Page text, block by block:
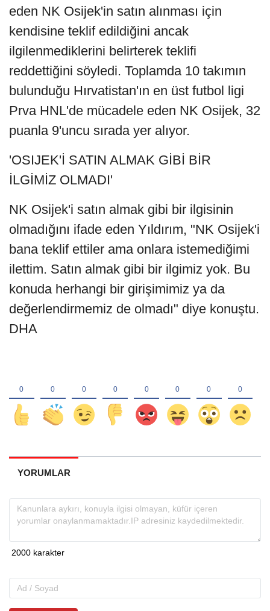
eden NK Osijek'in satın alınması için
kendisine teklif edildiğini ancak
ilgilenmediklerini belirterek teklifi
reddettiğini söyledi. Toplamda 10 takımın
bulunduğu Hırvatistan'ın en üst futbol ligi
Prva HNL'de mücadele eden NK Osijek, 32
puanla 9'uncu sırada yer alıyor.
'OSIJEK'İ SATIN ALMAK GİBİ BİR
İLGİMİZ OLMADI'
NK Osijek'i satın almak gibi bir ilgisinin
olmadığını ifade eden Yıldırım, "NK Osijek'i
bana teklif ettiler ama onlara istemediğimi
ilettim. Satın almak gibi bir ilgimiz yok. Bu
konuda herhangi bir girişimimiz ya da
değerlendirmemiz de olmadı" diye konuştu.
DHA
YORUMLAR